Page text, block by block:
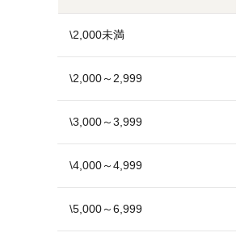
\2,000未満
\2,000～2,999
\3,000～3,999
\4,000～4,999
\5,000～6,999